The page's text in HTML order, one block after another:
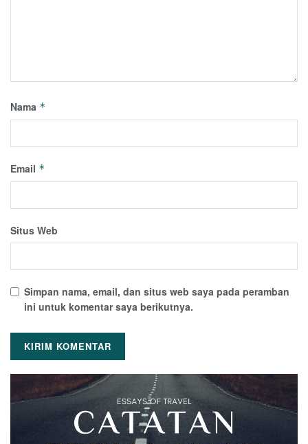
Nama *
Email *
Situs Web
Simpan nama, email, dan situs web saya pada peramban
ini untuk komentar saya berikutnya.